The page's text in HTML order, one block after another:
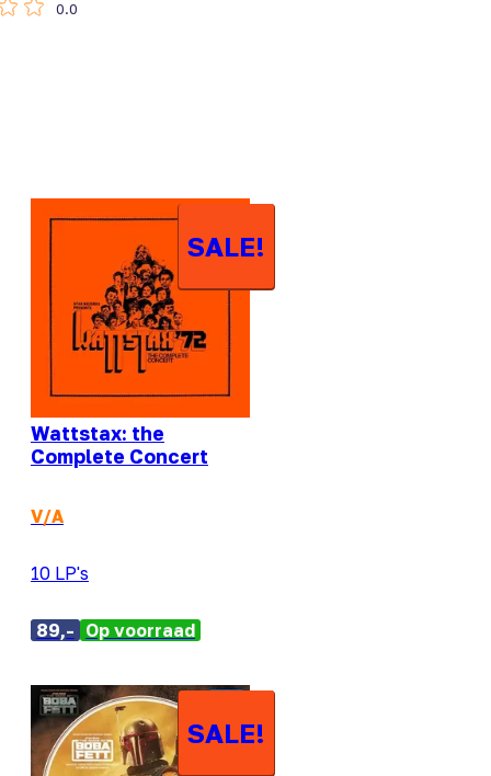
0.0
SALE!
Wattstax: the
Complete Concert
V/A
10 LP's
89,- Op voorraad
SALE!